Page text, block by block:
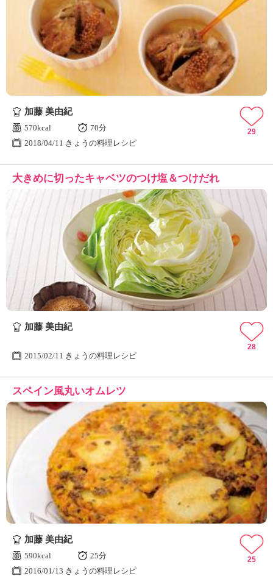
加藤 美由紀
570kcal
70分
2018/04/11 きょうの料理レシピ
29
大きめに切ったキャベツのつけ塩＆つけだれ
加藤 美由紀
2015/02/11 きょうの料理レシピ
28
スペイン風丸いオムレツ
加藤 美由紀
590kcal
25分
2016/01/13 きょうの料理レシピ
25